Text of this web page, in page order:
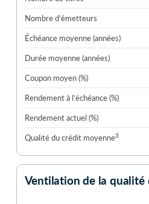
Nombre d'émetteurs
Échéance moyenne (années)
Durée moyenne (années)
Coupon moyen (%)
Rendement à l’échéance (%)
Rendement actuel (%)
Qualité du crédit moyenne3
Ventilation de la qualité